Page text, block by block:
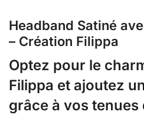
Headband Satiné
– Création Filippa
Optez pour le
Filippa et ajoutez
grâce à vos